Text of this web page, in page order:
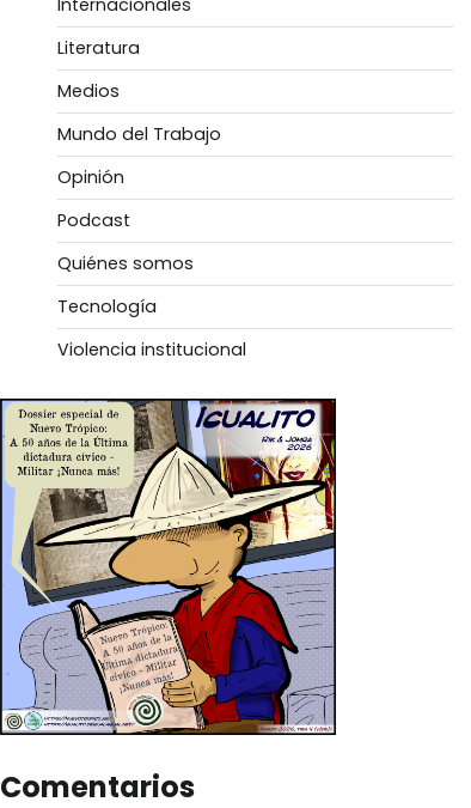
Literatura
Medios
Mundo del Trabajo
Opinión
Podcast
Quiénes somos
Tecnología
Violencia institucional
Comentarios